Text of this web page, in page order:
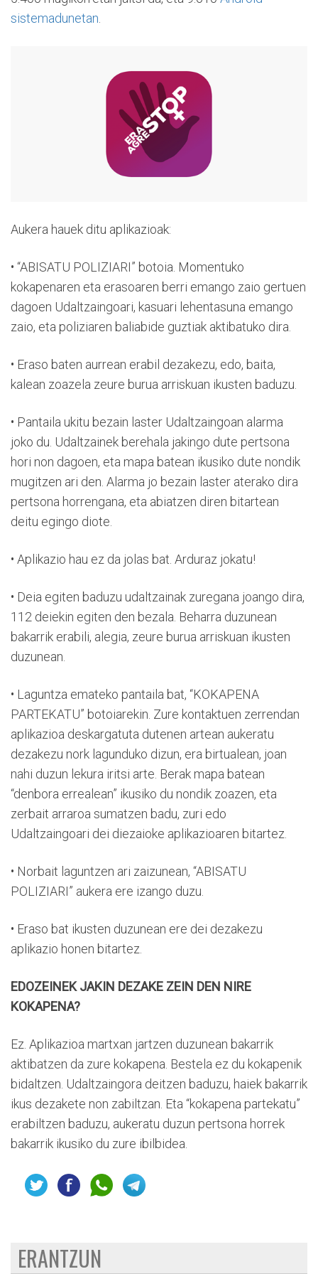
sistemadunetan
Aukera hauek ditu aplikazioak:
• “ABISATU POLIZIARI” botoia. Momentuko
kokapenaren eta erasoaren berri emango zaio gertuen
dagoen Udaltzaingoari, kasuari lehentasuna emango
zaio, eta poliziaren baliabide guztiak aktibatuko dira.
• Eraso baten aurrean erabil dezakezu, edo, baita,
kalean zoazela zeure burua arriskuan ikusten baduzu.
• Pantaila ukitu bezain laster Udaltzaingoan alarma
joko du. Udaltzainek berehala jakingo dute pertsona
hori non dagoen, eta mapa batean ikusiko dute nondik
mugitzen ari den. Alarma jo bezain laster aterako dira
pertsona horrengana, eta abiatzen diren bitartean
deitu egingo diote.
• Aplikazio hau ez da jolas bat. Arduraz jokatu!
• Deia egiten baduzu udaltzainak zuregana joango dira,
112 deiekin egiten den bezala. Beharra duzunean
bakarrik erabili, alegia, zeure burua arriskuan ikusten
duzunean.
• Laguntza emateko pantaila bat, “KOKAPENA
PARTEKATU” botoiarekin. Zure kontaktuen zerrendan
aplikazioa deskargatuta dutenen artean aukeratu
dezakezu nork lagunduko dizun, era birtualean, joan
nahi duzun lekura iritsi arte. Berak mapa batean
“denbora errealean” ikusiko du nondik zoazen, eta
zerbait arraroa sumatzen badu, zuri edo
Udaltzaingoari dei diezaioke aplikazioaren bitartez.
• Norbait laguntzen ari zaizunean, “ABISATU
POLIZIARI” aukera ere izango duzu.
• Eraso bat ikusten duzunean ere dei dezakezu
aplikazio honen bitartez.
EDOZEINEK JAKIN DEZAKE ZEIN DEN NIRE
KOKAPENA?
Ez. Aplikazioa martxan jartzen duzunean bakarrik
aktibatzen da zure kokapena. Bestela ez du kokapenik
bidaltzen. Udaltzaingora deitzen baduzu, haiek bakarrik
ikus dezakete non zabiltzan. Eta “kokapena partekatu”
erabiltzen baduzu, aukeratu duzun pertsona horrek
bakarrik ikusiko du zure ibilbidea.
ERANTZUN